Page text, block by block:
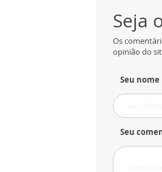
Seja
Os
opinião do
Seu nome
Seu